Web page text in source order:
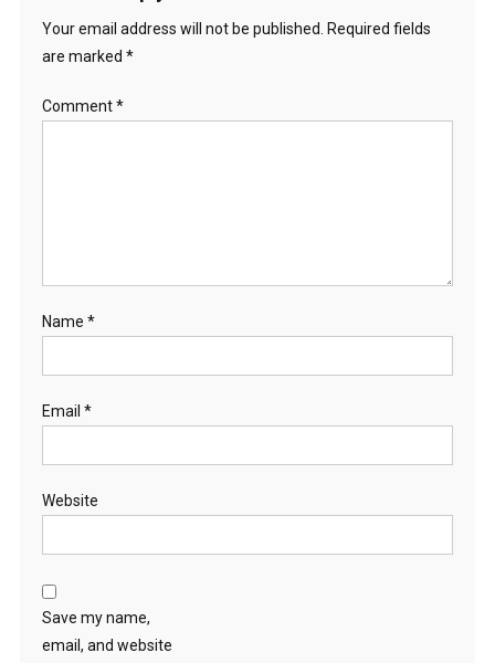
Your email address will not be published. Required fields
are marked *
Comment*
Name *
Email *
Website
Save my name,
email, and website